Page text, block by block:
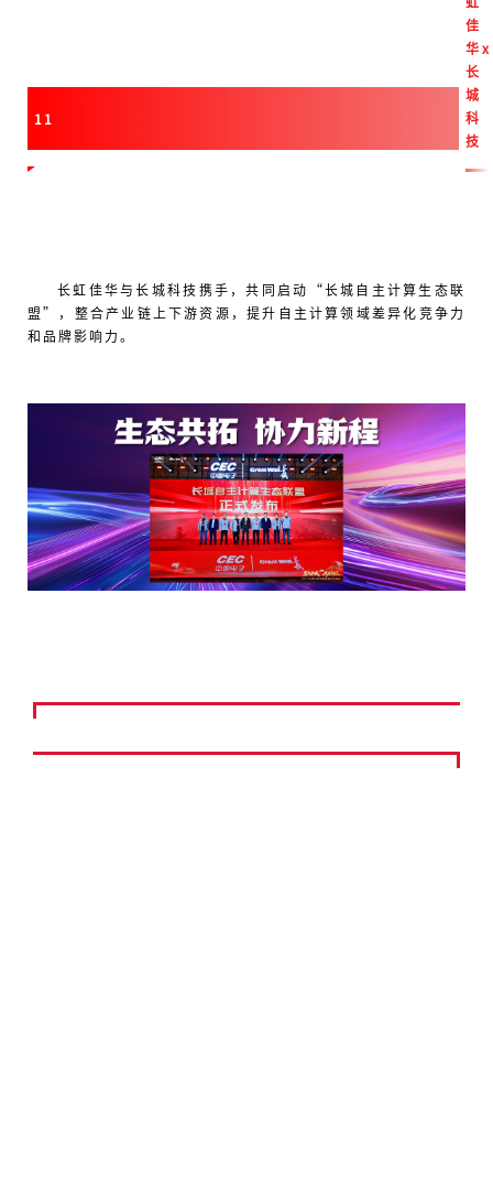
11
佳
华x
长
城
科
技
长虹佳华与长城科技携手，共同启动 “长城自主计算生态联
盟”，整合产业链上下游资源，提升自主计算领域差异化竞争力
和品牌影响力。